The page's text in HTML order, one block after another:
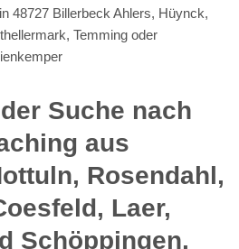
48727 Billerbeck Ahlers, Hüynck,
Temming oder
Suche nach
aus
Rosendahl,
Laer,
Schöppingen,